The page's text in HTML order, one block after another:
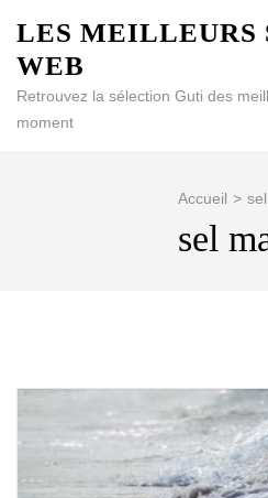
au
contenu
(Pressez
Entrée)
LES MEILLEURS
WEB
Retrouvez la sélection Guti des
moment
Accueil >
sel